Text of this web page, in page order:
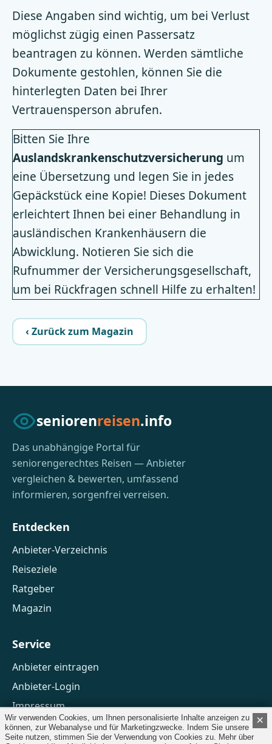
Diese Angaben sind wichtig, um bei Verlust
möglichst zügig einen Passersatz
beantragen zu können. Werden sämtliche
Dokumente gestohlen, können Sie die
hinterlegten Daten bei Ihrer
Vertrauensperson abrufen.
Bitten Sie Ihre
Auslandskrankenschutzversicherung um
eine Übersetzung und legen Sie in jedes
Gepäckstück eine Kopie! Dieses Dokument
erleichtert Ihnen bei einer Behandlung in
ausländischen Krankenhäusern die
Abwicklung. Notieren Sie sich die
Rufnummer der Versicherungsgesellschaft,
um bei Rückfragen schnell Hilfe zu erhalten!
‹ Zurück zum Magazin
seniorenreisen.info
Das unabhängige Portal für
seniorengerechtes Reisen — Anbieter
vergleichen & bewerten, umfassend
informieren, sorgenfrei verreisen.
Entdecken
Anbieter-Verzeichnis
Reiseziele
Ratgeber
Magazin
Service
Anbieter eintragen
Anbieter-Login
Impressum
Datenschutz
×
Wir verwenden Cookies, um Ihnen personalisierte Inhalte anzeigen zu
können, zur Webanalyse und für Marketingzwecke. Indem Sie unsere
Seite nutzen, stimmen Sie der Verwendung von Cookies zu. Mehr über